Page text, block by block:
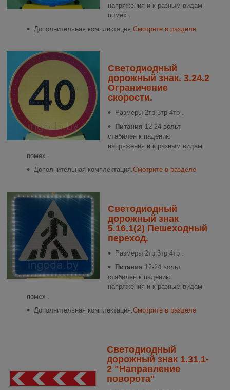
напряжения и к разным видам
помех .
Дополнительная комплектация. Смотрите в разделе
Светодиодный
дорожный знак. 3.24.2
Ограничение
скорости.
Размеры 2тр 3тр 4тр .
Питания 12-24 вольт
стабилен к падению
напряжения и к разным видам
помех .
Дополнительная комплектация. Смотрите в разделе
Светодиодный
дорожный знак
5.16.1(2) Пешеходный
переход.
Размеры 2тр 3тр 4тр .
Питания 12-24 вольт
стабилен к падению
напряжения и к разным видам
помех .
Дополнительная комплектация. Смотрите в разделе
Светодиодный
дорожный знак 1.31.1-
2 "Направление
поворота"